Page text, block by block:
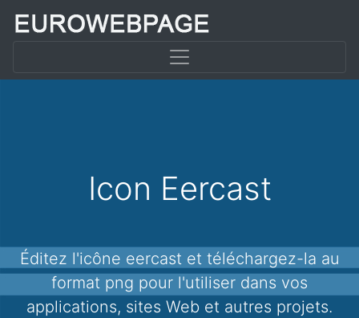
Icon Eercast
Éditez l'icône eercast et téléchargez-la au
format png pour l'utiliser dans vos
applications, sites Web et autres projets.